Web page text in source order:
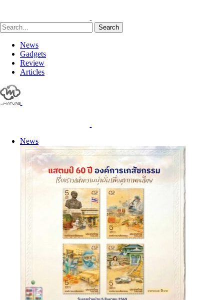
Search
News
Gadgets
Review
Articles
News